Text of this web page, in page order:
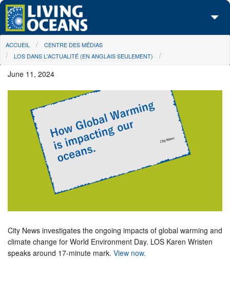
Skip to main content
À propos de nous
Nos campagnes
Centre des Médias
Les Cartes
Passez à l'action
You are here
ACCUEIL
CENTRE DES MÉDIAS
LOS DANS L'ACTUALITÉ (EN ANGLAIS SEULEMENT)
June 11, 2024
City News investigates the ongoing impacts of global warming and
climate change for World Environment Day. LOS Karen Wristen
speaks around 17-minute mark. View now.